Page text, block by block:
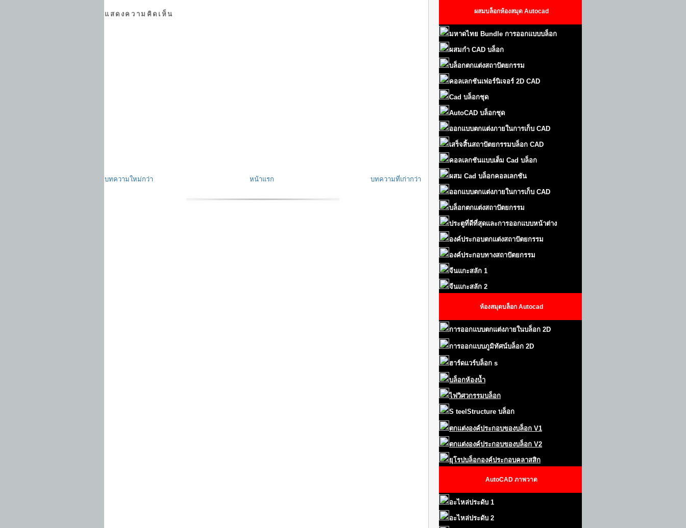
แสดงความคิดเห็น
บทความใหม่กว่า บทความที่เก่ากว่า
หน้าแรก
ผสมบล็อกห้องสมุด Autocad
มหาดไทย Bundle การออกแบบบล็อก
ผสมกำ CAD บล็อก
บล็อกตกแต่งสถาปัตยกรรม
คอลเลกชันเฟอร์นิเจอร์ 2D CAD
Cad บล็อกชุด
AutoCAD บล็อกชุด
ออกแบบตกแต่งภายในการเก็บ CAD
เสร็จสิ้นสถาปัตยกรรมบล็อก CAD
คอลเลกชันแบบเต็ม Cad บล็อก
ผสม Cad บล็อกคอลเลกชัน
ออกแบบตกแต่งภายในการเก็บ CAD
บล็อกตกแต่งสถาปัตยกรรม
ประตูที่ดีที่สุดและการออกแบบหน้าต่าง
องค์ประกอบตกแต่งสถาปัตยกรรม
องค์ประกอบทางสถาปัตยกรรม
จีนแกะสลัก 1
จีนแกะสลัก 2
ห้องสมุดบล็อก Autocad
การออกแบบตกแต่งภายในบล็อก 2D
การออกแบบภูมิทัศน์บล็อก 2D
ฮาร์ดแวร์บล็อก s
บล็อกห้องน้ำ
ไฟวิศวกรรมบล็อก
S teel Structure บล็อก
ตกแต่งองค์ประกอบของบล็อก V1
ตกแต่งองค์ประกอบของบล็อก V2
ยุโรปบล็อกองค์ประกอบคลาสสิก
AutoCAD ภาพวาด
อะไหล่ประดับ 1
อะไหล่ประดับ 2